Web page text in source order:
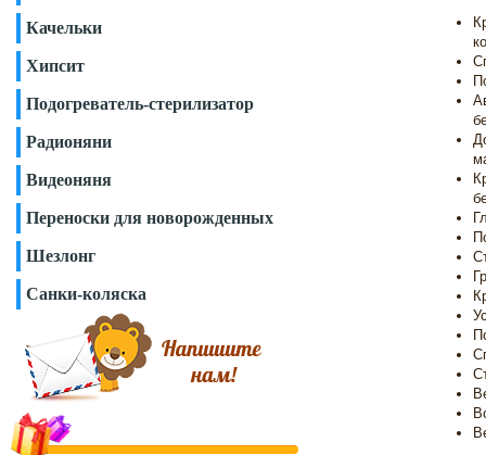
Качельки
Хипсит
Подогреватель-стерилизатор
Радионяни
Видеоняня
Переноски для новорожденных
Шезлонг
Санки-коляска